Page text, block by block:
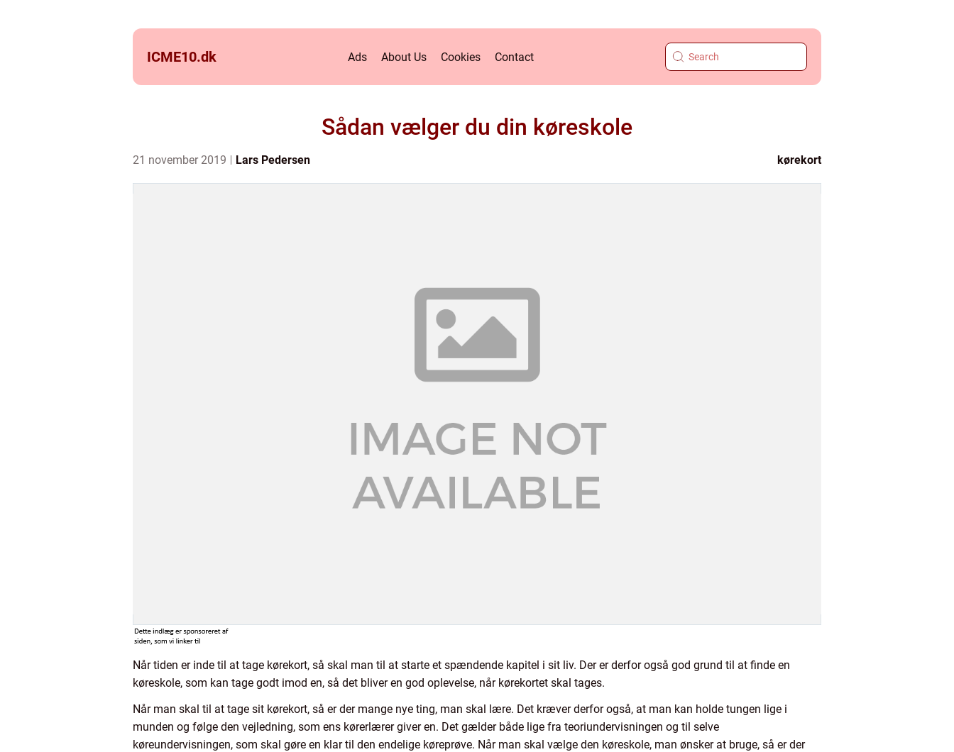
ICME10.dk Ads About Us Cookies Contact
Sådan vælger du din køreskole
21 november 2019 Lars Pedersen kørekort
Når tiden er inde til at tage kørekort, så skal man til at starte et spændende kapitel i sit liv. Der er derfor også god grund til at finde en
køreskole, som kan tage godt imod en, så det bliver en god oplevelse, når kørekortet skal tages.
Når man skal til at tage sit kørekort, så er der mange nye ting, man skal lære. Det kræver derfor også, at man kan holde tungen lige i
munden og følge den vejledning, som ens kørerlærer giver en. Det gælder både lige fra teoriundervisningen og til selve
køreundervisningen, som skal gøre en klar til den endelige køreprøve. Når man skal vælge den køreskole, man ønsker at bruge, så er der